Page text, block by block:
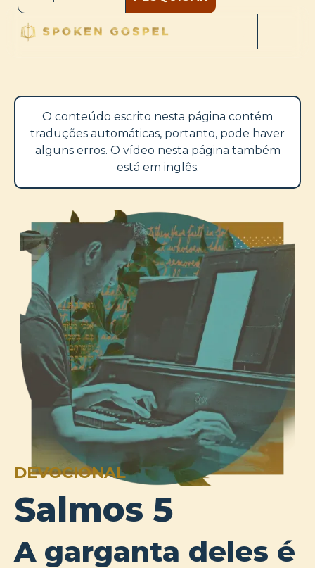
O conteúdo escrito nesta página contém
traduções automáticas, portanto, pode haver
alguns erros. O vídeo nesta página também
está em inglês.
DEVOCIONAL
Salmos 5
A garganta deles é